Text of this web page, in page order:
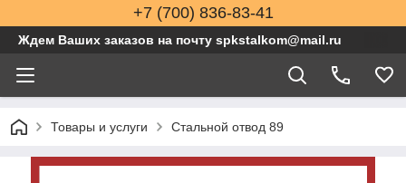
+7 (700) 836-83-41
Ждем Ваших заказов на почту spkstalkom@mail.ru
Товары и услуги Стальной отвод 89